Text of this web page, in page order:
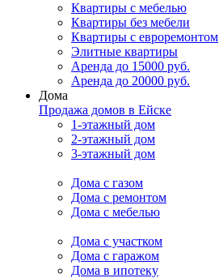
Квартиры с мебелью
Квартиры без мебели
Квартиры с евроремонтом
Элитные квартиры
Аренда до 15000 руб.
Аренда до 20000 руб.
Дома
Продажа домов в Ейске
1-этажный дом
2-этажный дом
3-этажный дом
Дома с газом
Дома с ремонтом
Дома с мебелью
Дома с участком
Дома с гаражом
Дома в ипотеку